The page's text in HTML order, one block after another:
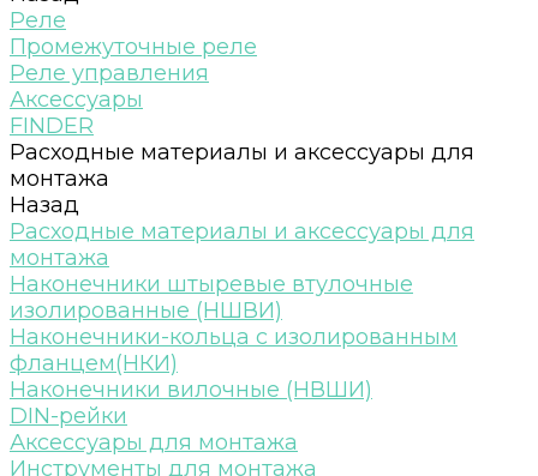
Реле
Промежуточные реле
Реле управления
Аксессуары
FINDER
Расходные материалы и аксессуары для
монтажа
Назад
Расходные материалы и аксессуары для
монтажа
Наконечники штыревые втулочные
изолированные (НШВИ)
Наконечники-кольца с изолированным
фланцем(НКИ)
Наконечники вилочные (НВШИ)
DIN-рейки
Аксессуары для монтажа
Инструменты для монтажа